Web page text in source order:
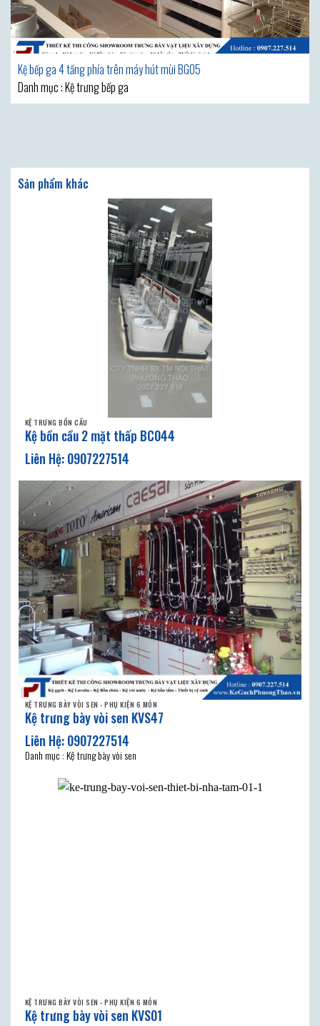
Kệ bếp ga 4 tầng phía trên máy hút mùi BG05
Danh mục : Kệ trưng bếp ga
Sản phẩm khác
KỆ TRƯNG BỒN CẦU
Kệ bồn cầu 2 mặt thấp BC044
KỆ TRƯNG BÀY VÒI SEN - PHỤ KIỆN 6 MÓN
Kệ trưng bày vòi sen KVS47
Danh mục : Kệ trưng bày vòi sen
KỆ TRƯNG BÀY VÒI SEN - PHỤ KIỆN 6 MÓN
Kệ trưng bày vòi sen KVS01